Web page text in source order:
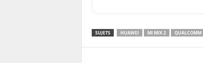
SUJETS HUAWEI MI MIX 2 QUALCOMM